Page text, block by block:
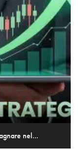
nel...